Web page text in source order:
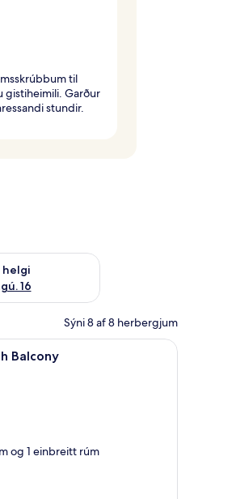
til
gistiheimili. Garður
stundir.
16
helgi ágú. 14 - ágú. 16
Sýni 8 af 8 herbergjum
míníbar Deluxe Triple Room with Balcony |
Balcony
og 1 einbreitt rúm